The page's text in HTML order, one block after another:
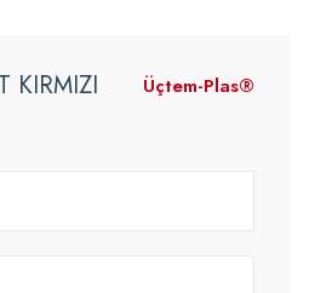
KIRMIZI Üçtem-Plas®